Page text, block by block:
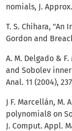
nomials, J.
T. S. Chihara,
Gordon and
A. M. Delgado &
and Sobolev
Anal. 11 (2004),
J F. Marcellán, M.
polynomial8 on
J. Comput. Appl.